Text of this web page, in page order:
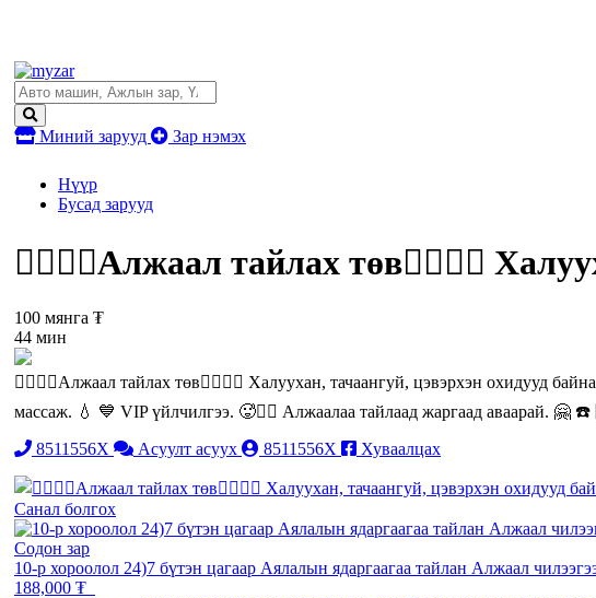
Миний зарууд Зар нэмэх
Нүүр
Бусад зарууд
❤️‍🔥❤️‍🔥Алжаал тайлах төв❤️‍🔥❤️‍🔥
100 мянга ₮
44 мин
❤️‍🔥❤️‍🔥Алжаал тайлах төв❤️‍🔥❤️‍🔥 Халуухан, тачаангуй, цэвэрхэн охидууд
массаж. 💧 💙 VIP үйлчилгээ. 🥵❤️‍🔥 Алжаалаа тайлаад жаргаад аваарай. 🤗
8511556X
Асуулт асуух 8511556X Хуваалцах
Санал болгох
Содон зар
10-р хороолол 24)7 бүтэн цагаар Аялалын ядаргаагаа тайлан Алжаал
188,000 ₮